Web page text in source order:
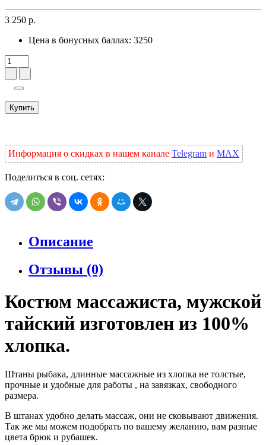
3 250 р.
Цена в бонусных баллах: 3250
Купить
Информация о скидках в нашем канале Telegram и MAX
Поделиться в соц. сетях:
Описание
Отзывы (0)
Костюм массажиста, мужской
тайский изготовлен из 100%
хлопка.
Штаны рыбака, длинные массажные из хлопка не толстые,
прочные и удобные для работы , на завязках, свободного
размера.
В штанах удобно делать массаж, они не сковывают движения.
Так же мы можем подобрать по вашему желанию, вам разные
цвета брюк и рубашек.